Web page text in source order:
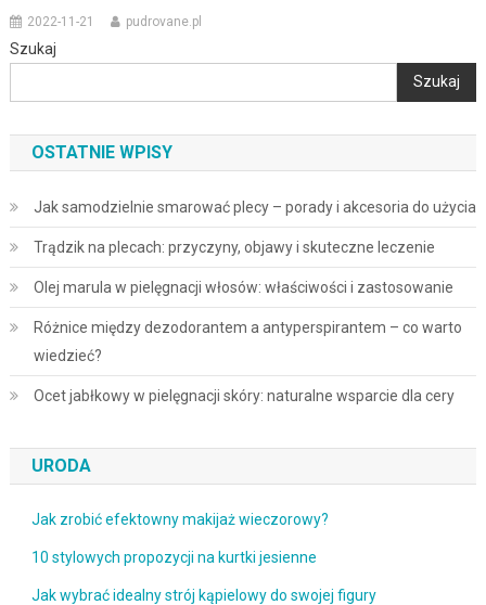
2022-11-21 pudrovane.pl
Szukaj
Szukaj
OSTATNIE WPISY
Jak samodzielnie smarować plecy – porady i akcesoria do użycia
Trądzik na plecach: przyczyny, objawy i skuteczne leczenie
Olej marula w pielęgnacji włosów: właściwości i zastosowanie
Różnice między dezodorantem a antyperspirantem – co warto
wiedzieć?
Ocet jabłkowy w pielęgnacji skóry: naturalne wsparcie dla cery
URODA
Jak zrobić efektowny makijaż wieczorowy?
10 stylowych propozycji na kurtki jesienne
Jak wybrać idealny strój kąpielowy do swojej figury